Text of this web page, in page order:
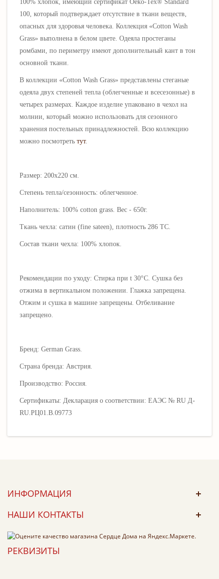
100% хлопок, имеющий сертификат Oeko-Tex® Standard
100, который подтверждает отсутствие в ткани веществ,
опасных для здоровья человека. Коллекция «Cotton Wash
Grass» выполнена в белом цвете. Одеяла простеганы
ромбами, по периметру имеют дополнительный кант в тон
основной ткани.
В коллекции «Cotton Wash Grass» представлены стеганые
одеяла двух степеней тепла (облегченные и всесезонные) в
четырех размерах. Каждое изделие упаковано в чехол на
молнии, который можно использовать для сезонного
хранения постельных принадлежностей. Всю коллекцию
можно посмотреть тут.
Размер: 200х220 см.
Степень тепла/сезонность: облегченное.
Наполнитель: 100% cotton grass. Вес - 650г.
Ткань чехла: сатин (fine sateen), плотность 286 ТС.
Состав ткани чехла: 100% хлопок.
Рекомендации по уходу: Стирка при t 30°C. Сушка без
отжима в вертикальном положении. Глажка запрещена.
Отжим и сушка в машине запрещены. Отбеливание
запрещено.
Бренд: German Grass.
Страна бренда: Австрия.
Производство: Россия.
Сертификаты: Декларация о соответствии: EAЭС № RU Д-
RU.РЦ01.В.09773
ИНФОРМАЦИЯ
НАШИ КОНТАКТЫ
РЕКВИЗИТЫ